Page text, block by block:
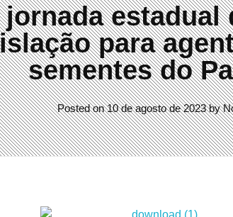
jornada
para
sementes do
Posted on 10 de agosto de 2023 by